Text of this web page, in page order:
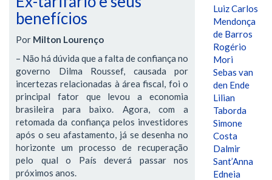
benefícios
Por Milton Lourenço
– Não há dúvida que a falta de confiança no
governo Dilma Roussef, causada por
incertezas relacionadas à área fiscal, foi o
principal fator que levou a economia
brasileira para baixo. Agora, com a
retomada da confiança pelos investidores
após o seu afastamento, já se desenha no
horizonte um processo de recuperação
pelo qual o País deverá passar nos
próximos anos.
Luiz Carlos
Mendonça
de Barros
Rogério
Mori
Sebas van
den Ende
Lilian
Taborda
Simone
Costa
Dalmir
Sant’Anna
Edneia